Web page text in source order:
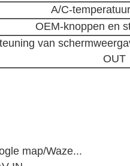
A/C-
OEM-knoppen en
van
OUT
map/Waze...